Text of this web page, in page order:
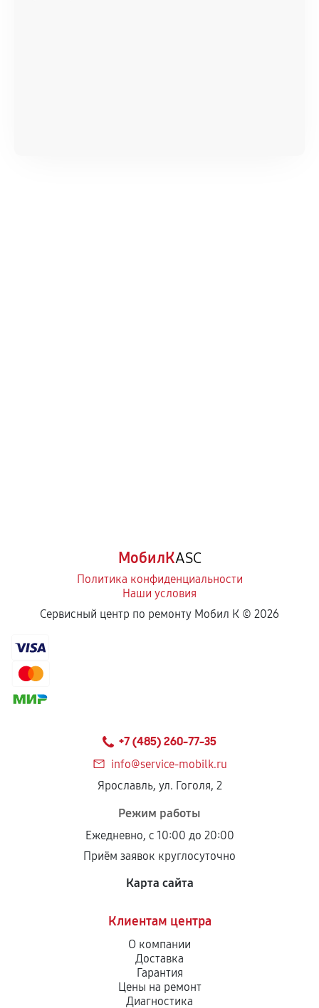
МобилКASC
Политика конфиденциальности
Наши условия
Сервисный центр по ремонту Мобил К © 2026
+7 (485) 260-77-35
info@service-mobilk.ru
Ярославль, ул. Гоголя, 2
Режим работы
Ежедневно, с 10:00 до 20:00
Приём заявок круглосуточно
Карта сайта
Клиентам центра
О компании
Доставка
Гарантия
Цены на ремонт
Диагностика